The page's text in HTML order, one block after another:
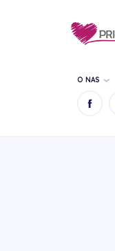
O NAS